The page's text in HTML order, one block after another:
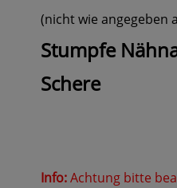
(nicht wie angegeben
Stumpfe
Schere
Info:Achtung bitte